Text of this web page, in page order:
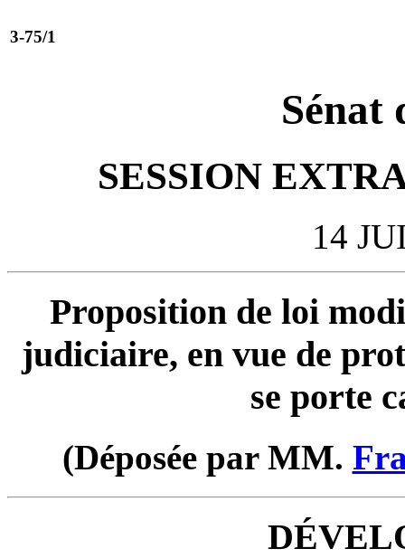
3-75/1
Sénat
SESSION
14
Proposition de loi
judiciaire, en vue de
se porte
(Déposée par MM.